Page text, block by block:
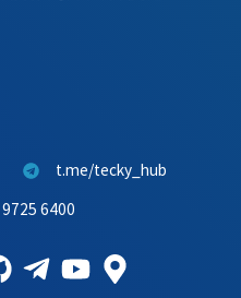
t.me/tecky_hub
6400